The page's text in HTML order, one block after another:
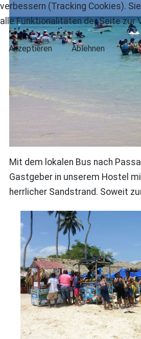
Mit dem lokalen Bus nach
Gastgeber in unserem Hostel
herrlicher Sandstrand. Soweit
verbessern (Tracking Cookies).
alle Funktionalitäten der Seite zur
Akzeptieren Ablehnen